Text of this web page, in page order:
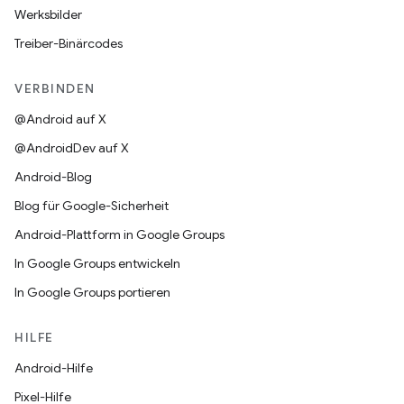
Werksbilder
Treiber-Binärcodes
VERBINDEN
@Android auf X
@AndroidDev auf X
Android-Blog
Blog für Google-Sicherheit
Android-Plattform in Google Groups
In Google Groups entwickeln
In Google Groups portieren
HILFE
Android-Hilfe
Pixel-Hilfe